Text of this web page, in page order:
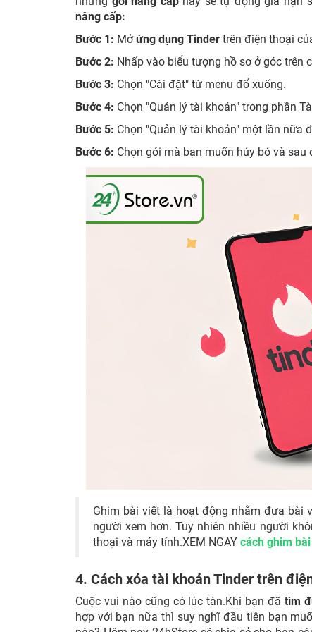
nâng cấp:
Bước 1: Mởứng dụng Tinder trên điện thoại
Bước 2: Nhấp vào biểu tượng hồ sơ ở góc trên
Bước 3: Chọn "Cài đặt" từ menu đổ xuống.
Bước 4: Chọn "Quản lý tài khoản" trong phần
Bước 5: Chọn "Quản lý tài khoản" một lần nữa
Bước 6: Chọn gói mà bạn muốn hủy bỏ và sau
Ghim bài viết là hoạt động nhằm đưa bài
người xem hơn. Tuy nhiên nhiều người
thoại và máy tính.XEM NGAY cách ghim
4. Cách xóa tài khoản Tinder trên
Cuộc vui nào cũng có lúc tàn.Khi bạn đã tìm
hợp với bạn nữa thì suy nghĩ đầu tiên bạn